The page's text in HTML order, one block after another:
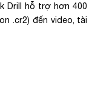
Drill hỗ trợ hơn 400
.cr2) đến video, tài